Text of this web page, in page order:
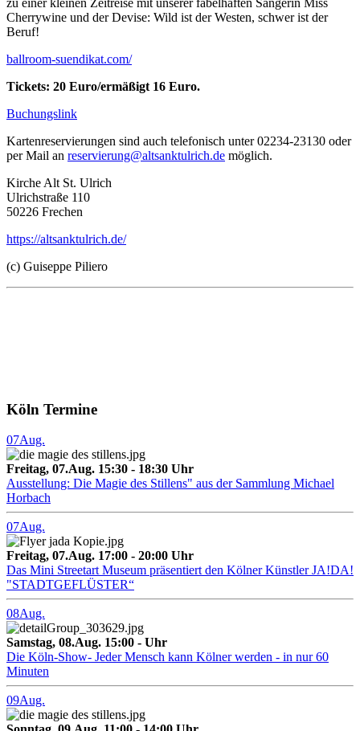
Cherrywine und der Devise: Wild ist der Westen, schwer ist der
Beruf!
ballroom-suendikat.com/
Tickets: 20 Euro/ermäßigt 16 Euro.
Buchungslink
Kartenreservierungen sind auch telefonisch unter 02234-23130 oder
per Mail an reservierung@altsanktulrich.de möglich.
Kirche Alt St. Ulrich
Ulrichstraße 110
50226 Frechen
https://altsanktulrich.de/
(c) Guiseppe Piliero
Köln Termine
07Aug.
Freitag, 07.Aug. 15:30 - 18:30 Uhr
Ausstellung: Die Magie des Stillens" aus der Sammlung Michael
Horbach
07Aug.
Freitag, 07.Aug. 17:00 - 20:00 Uhr
Das Mini Streetart Museum präsentiert den Kölner Künstler JA!DA!
"STADTGEFLÜSTER“
08Aug.
Samstag, 08.Aug. 15:00 - Uhr
Die Köln-Show- Jeder Mensch kann Kölner werden - in nur 60
Minuten
09Aug.